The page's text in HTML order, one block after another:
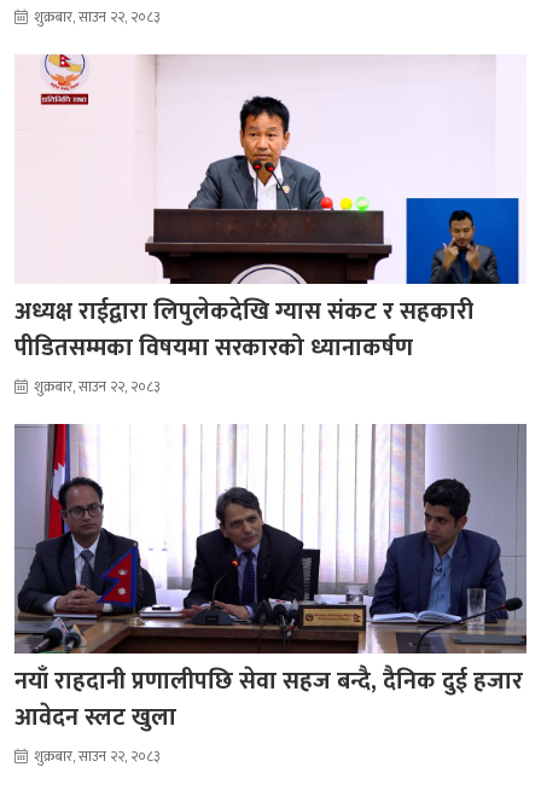
शुक्रबार, साउन २२, २०८३
अध्यक्ष राईद्वारा लिपुलेकदेखि ग्यास संकट र सहकारी
पीडितसम्मका विषयमा सरकारको ध्यानाकर्षण
शुक्रबार, साउन २२, २०८३
नयाँ राहदानी प्रणालीपछि सेवा सहज बन्दै, दैनिक दुई हजार
आवेदन स्लट खुला
शुक्रबार, साउन २२, २०८३